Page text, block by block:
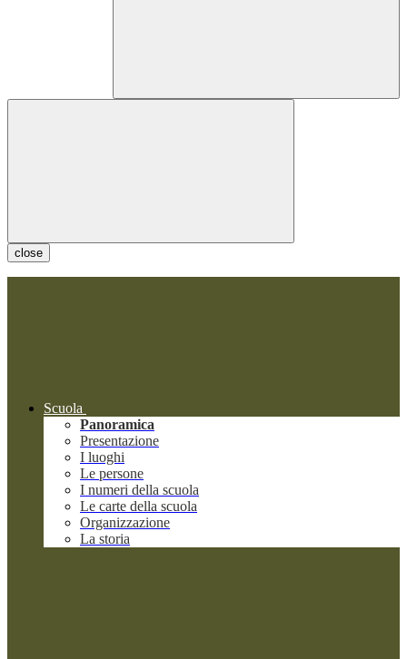
close
Scuola
Panoramica
Presentazione
I luoghi
Le persone
I numeri della scuola
Le carte della scuola
Organizzazione
La storia